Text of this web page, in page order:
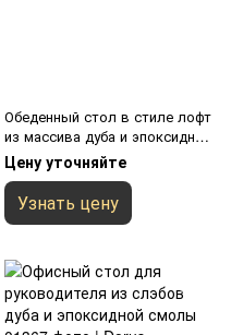
Обеденный стол в стиле лофт
из массива дуба и эпоксидной
смолы
Цену уточняйте
Узнать цену